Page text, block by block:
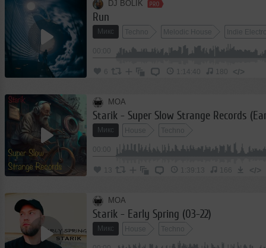
DJ BOLIK
Run
Микс Techno Melodic House Indie
6 </>
MOA
Starik - Super Slow Strange Records
Микс House Techno
13 1:39:13 166 </>
MOA
Starik - Early Spring (03-22)
Микс House Techno